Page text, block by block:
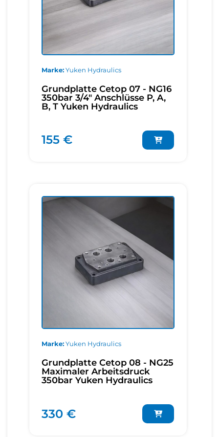
Marke Yuken Hydraulics
Grundplatte Cetop 07 - NG16
350bar 3/4" Anschlüsse P, A,
B, T Yuken Hydraulics
155 €
Marke Yuken Hydraulics
Grundplatte Cetop 08 - NG25
Maximaler Arbeitsdruck
350bar Yuken Hydraulics
330 €